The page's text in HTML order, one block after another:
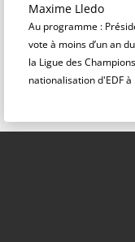
Maxime Lledo
Au programme :
vote à moins d’un an
la Ligue des
nationalisation d'EDF à